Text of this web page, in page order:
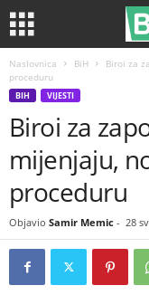
Naslovnica BiH
Biroi za
proceduru
BIH VIJESTI
Biroi za
mijenjaju,
proceduru
Objavio Samir Memic - 28